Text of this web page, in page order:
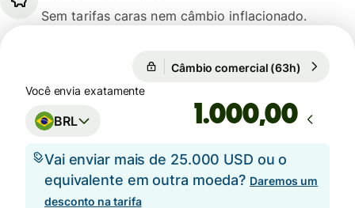
Sem tarifas caras nem câmbio inflacionado.
Câmbio comercial (63h)
Você envia exatamente
BRL ,00
Vai enviar mais de 25.000 USD ou o
equivalente em outra moeda? Daremos um
desconto na tarifa